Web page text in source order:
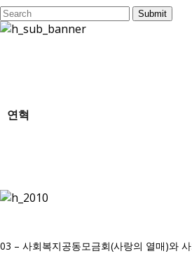
Submit
연혁
03 – 사회복지공동모금회(사랑의 열매)와